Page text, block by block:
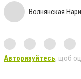
Волнянская
Авторизуйтесь, щоб